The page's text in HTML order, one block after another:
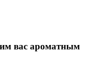
вас ароматным